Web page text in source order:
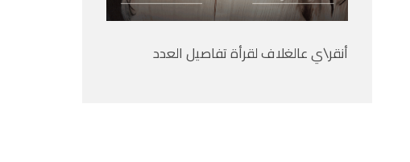
أنقر\ي عالغلاف لقرأة تفاصيل العدد